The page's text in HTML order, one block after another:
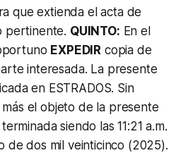
que extienda el acta de
pertinente. QUINTO: En el
EXPEDIR copia de
interesada. La presente
en ESTRADOS. Sin
el objeto de la presente
siendo las 11:21 a.m.
de dos mil veinticinco (2025).